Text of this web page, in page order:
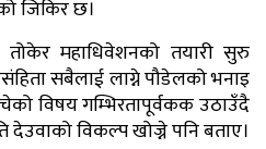
जिकिर छ।
महाधिवेशनको तयारी सुरु
सबैलाई लाग्ने पौडेलको भनाइ
विषय गम्भिरतापूर्वकक उठाउँदै
विकल्प खोज्ने पनि बताए।